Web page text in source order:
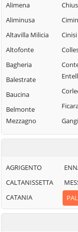
Alimena
Aliminusa
Altavilla Milicia
Altofonte
Bagheria
Balestrate
Baucina
Belmonte
Mezzagno
Bisacquino
Bolognetta
Bompietro
Borgetto
Caccamo
Cinisi
Gangi
AGRIGENTO
CALTANISSETTA
CATANIA